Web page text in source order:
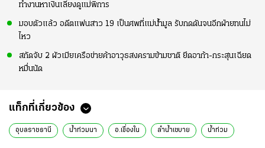
ทำงานหาเงินเลี้ยงดูแม่พิการ
มอบตัวแล้ว อดีตแฟนสาว 19 เป็นศพที่แม่น้ำมูล รับกดดันจนอีกฝ่ายทนไม่
ไหว
สกัดจับ 2 ผัวเมียเครือข่ายค้าอาวุธสงครามข้ามชาติ ยึดอาก้า-กระสุนเฉียด
หมื่นนัด
แท็กที่เกี่ยวข้อง
อุบลราชธานี น้ำท่วมนา อ.เขื่องใน ลำน้ำเซบาย น้ำท่วม